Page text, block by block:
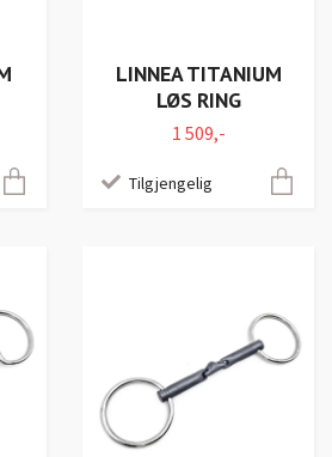
LINNEA TITANIUM
LØS RING
1 509,-
Tilgjengelig